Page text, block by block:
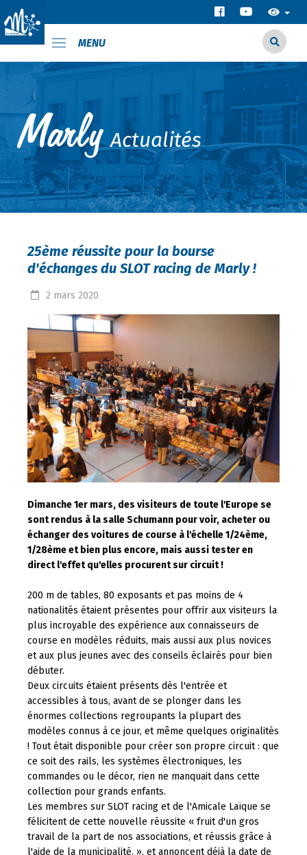
MENU
Actualités
25ème réussite pour la bourse
d'échanges du SLOT racing de Marly !
2 mars 2020
Dimanche 1er mars, des visiteurs de toute l'Europe se
sont rendus à la salle Schumann pour voir, acheter ou
échanger des voitures de course à l'échelle 1/24ème,
1/28ème et bien plus encore, mais aussi tester en
direct l'effet qu'elles procurent sur circuit !
200 m de tables, 80 exposants et pas moins de 4
nationalités étaient présentes pour offrir aux visiteurs la
plus incroyable des expérience aux connaisseurs de
course en modèles réduits, mais aussi aux plus novices
et aux plus jeunes avec des conseils éclairés pour bien
débuter.
Deux circuits étaient présents dès l'entrée et
accessibles à tous, avant de se plonger dans les
énormes collections regroupants la plupart des
modèles connus à ce jour, et même quelques originalités
! Tout était disponible pour créer son propre circuit : que
ce soit des rails, les systèmes électroniques, les
commandes ou le décor, rien ne manquait dans cette
collection pour grands enfants.
Les membres sur SLOT racing et de l'Amicale Laïque se
félicitent de cette nouvelle réussite « fruit d'un gros
travail de la part de nos associations, et réussis grâce à
l'aide de la municipalité. », et annoncent déjà la date de